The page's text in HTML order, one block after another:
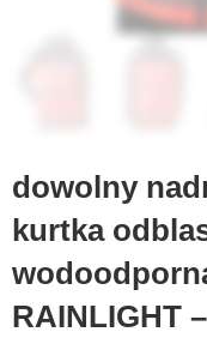
dowolny
kurtka
RAINLIGHT